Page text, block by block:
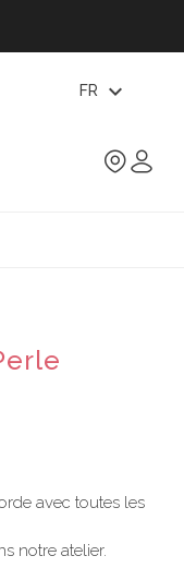
FR expand_more
avec toutes les
notre atelier.